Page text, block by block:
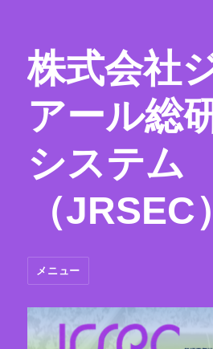
株式会社
アール総
システム
（JRSEC）
メニュー